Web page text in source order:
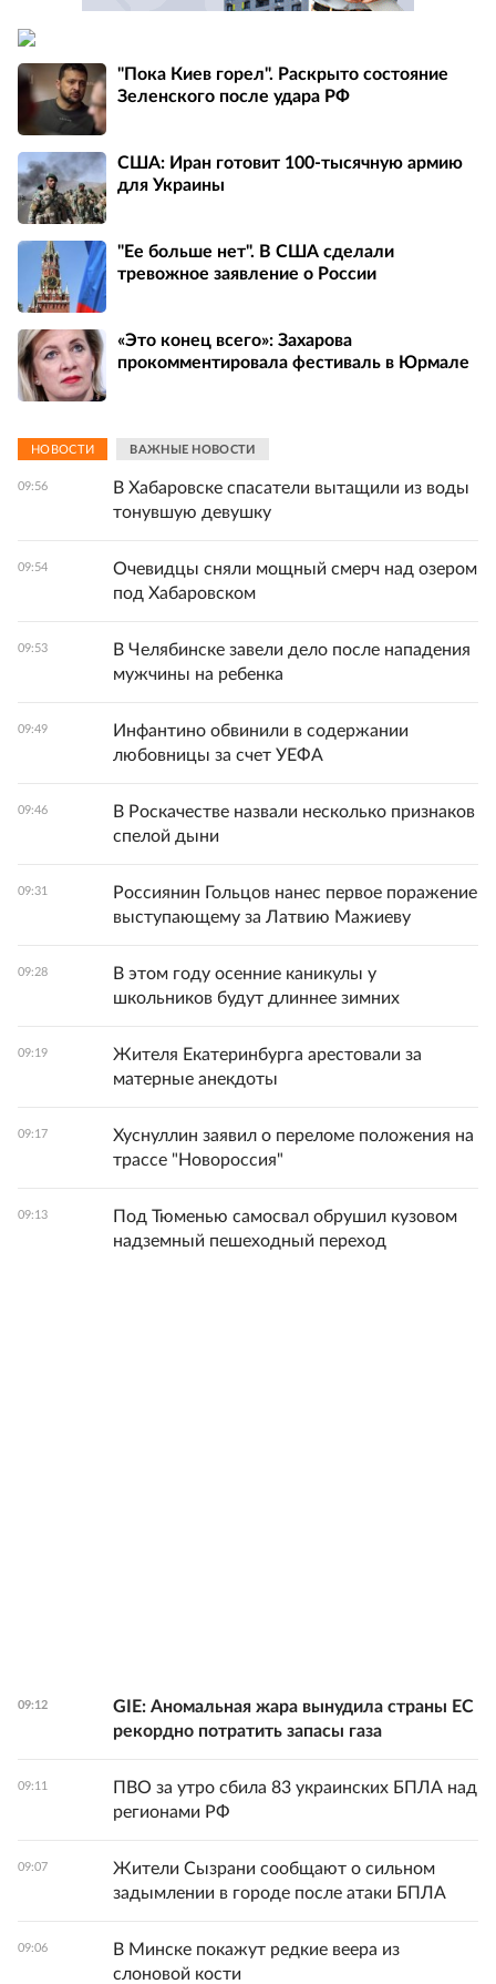
"Пока Киев горел". Раскрыто состояние
Зеленского после удара РФ
США: Иран готовит 100-тысячную армию
для Украины
"Ее больше нет". В США сделали
тревожное заявление о России
«Это конец всего»: Захарова
прокомментировала фестиваль в Юрмале
НОВОСТИ ВАЖНЫЕ НОВОСТИ
09:56
В Хабаровске спасатели вытащили из воды
тонувшую девушку
09:54
Очевидцы сняли мощный смерч над озером
под Хабаровском
09:53
В Челябинске завели дело после нападения
мужчины на ребенка
09:49
Инфантино обвинили в содержании
любовницы за счет УЕФА
09:46
В Роскачестве назвали несколько признаков
спелой дыни
09:31
Россиянин Гольцов нанес первое поражение
выступающему за Латвию Мажиеву
09:28
В этом году осенние каникулы у
школьников будут длиннее зимних
09:19
Жителя Екатеринбурга арестовали за
матерные анекдоты
09:17
Хуснуллин заявил о переломе положения на
трассе "Новороссия"
09:13
Под Тюменью самосвал обрушил кузовом
надземный пешеходный переход
09:12
GIE: Аномальная жара вынудила страны ЕС
рекордно потратить запасы газа
09:11
ПВО за утро сбила 83 украинских БПЛА над
регионами РФ
09:07
Жители Сызрани сообщают о сильном
задымлении в городе после атаки БПЛА
09:06
В Минске покажут редкие веера из
слоновой кости